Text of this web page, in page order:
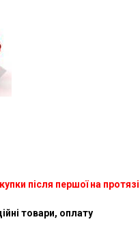
після першої на протязі
товари, оплату